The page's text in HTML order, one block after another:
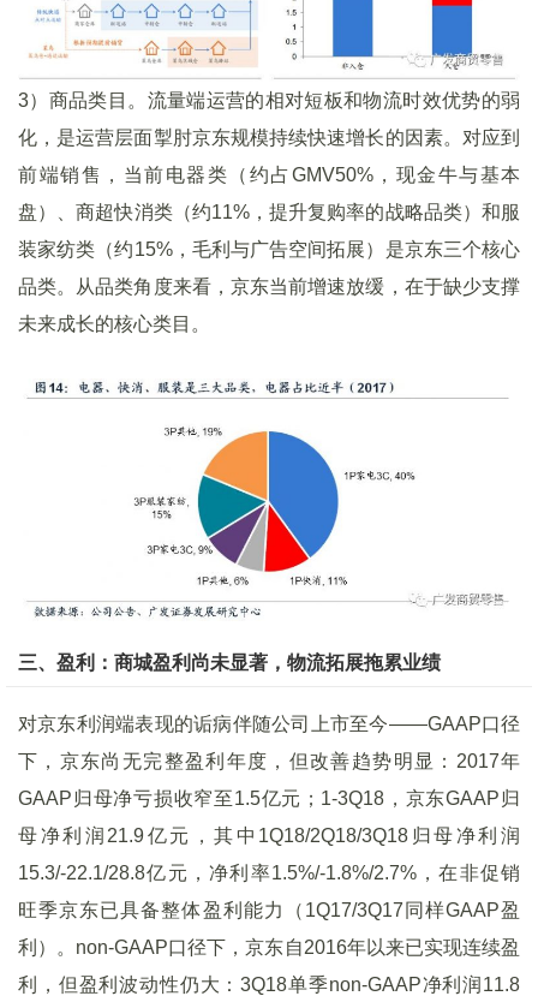
3）商品类目。流量端运营的相对短板和物流时效优势的弱
化，是运营层面掣肘京东规模持续快速增长的因素。对应到
前端销售，当前电器类（约占GMV50%，现金牛与基本
盘）、商超快消类（约11%，提升复购率的战略品类）和服
装家纺类（约15%，毛利与广告空间拓展）是京东三个核心
品类。从品类角度来看，京东当前增速放缓，在于缺少支撑
未来成长的核心类目。
三、盈利：商城盈利尚未显著，物流拓展拖累业绩
对京东利润端表现的诟病伴随公司上市至今——GAAP口径
下，京东尚无完整盈利年度，但改善趋势明显：2017年
GAAP归母净亏损收窄至1.5亿元；1-3Q18，京东GAAP归
母净利润21.9亿元，其中1Q18/2Q18/3Q18归母净利润
15.3/-22.1/28.8亿元，净利率1.5%/-1.8%/2.7%，在非促销
旺季京东已具备整体盈利能力（1Q17/3Q17同样GAAP盈
利）。non-GAAP口径下，京东自2016年以来已实现连续盈
利，但盈利波动性仍大：3Q18单季non-GAAP净利润11.8